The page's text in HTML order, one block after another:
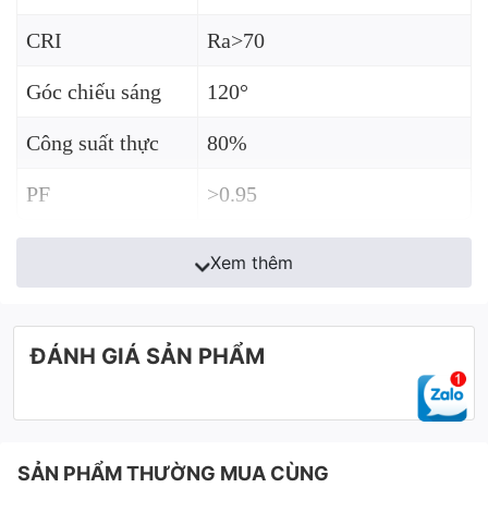
CRI Ra>70
Góc chiếu sáng 120°
Công suất thực 80%
PF >0.95
Xem thêm
ĐÁNH GIÁ SẢN PHẨM
SẢN PHẨM THƯỜNG MUA CÙNG